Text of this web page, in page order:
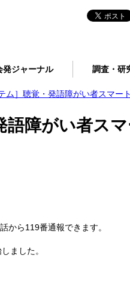
発ジャーナル 調査・研
ム］聴覚・発語障がい者スマー
語障がい者ス
から119番通報できます。
ました。